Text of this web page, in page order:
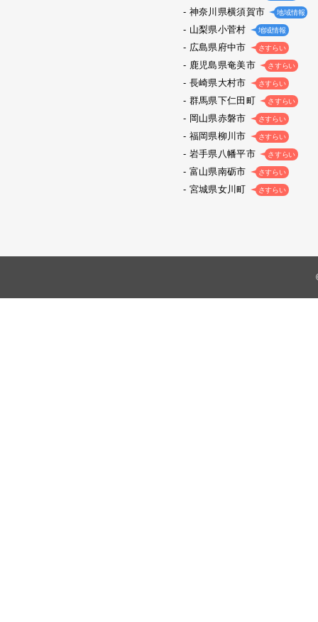
神奈川県横須賀市 地域情報
山梨県小菅村 地域情報
広島県府中市 さすらい
鹿児島県奄美市 さすらい
長崎県大村市 さすらい
群馬県下仁田町 さすらい
岡山県赤磐市 さすらい
福岡県柳川市 さすらい
岩手県八幡平市 さすらい
富山県南砺市 さすらい
宮城県女川町 さすらい